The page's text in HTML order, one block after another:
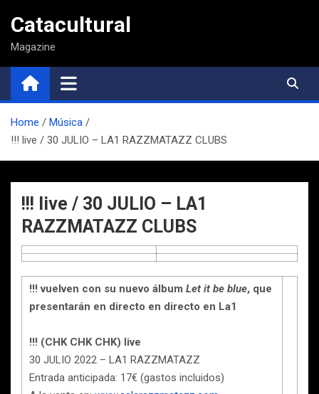
contenido
Catacultural
Magazine
Home
Música
!!! live / 30 JULIO – LA1 RAZZMATAZZ CLUBS
!!! live / 30 JULIO – LA1
RAZZMATAZZ CLUBS
!!! vuelven con su nuevo álbum Let it be blue, que
presentarán en directo en directo en La1
!!! (CHK CHK CHK) live
30 JULIO 2022 – LA1 RAZZMATAZZ
Entrada anticipada: 17€ (gastos incluidos)